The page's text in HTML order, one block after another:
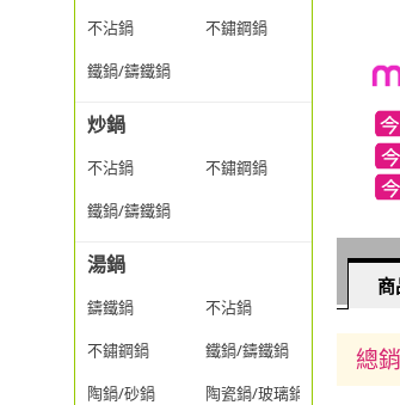
不沾鍋
不鏽鋼鍋
鐵鍋/鑄鐵鍋
炒鍋
不沾鍋
不鏽鋼鍋
鐵鍋/鑄鐵鍋
湯鍋
鑄鐵鍋
不沾鍋
不鏽鋼鍋
鐵鍋/鑄鐵鍋
陶鍋/砂鍋
陶瓷鍋/玻璃鍋/透明鍋
總